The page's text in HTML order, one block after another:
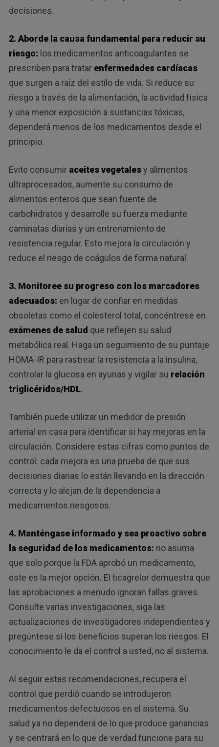
decisiones.
2. Aborde la causa fundamental para reducir su
riesgo: los medicamentos anticoagulantes se
prescriben para tratar enfermedades cardíacas
que surgen a raíz del estilo de vida. Si reduce su
riesgo a través de la alimentación, la actividad física
y una menor exposición a sustancias tóxicas,
dependerá menos de los medicamentos desde el
principio.
Evite consumir aceites vegetalesy alimentos
ultraprocesados, aumente su consumo de
alimentos enteros que sean fuente de
carbohidratos y desarrolle su fuerza mediante
caminatas diarias y un entrenamiento de
resistencia regular. Esto mejora la circulación y
reduce el riesgo de coágulos de forma natural.
3. Monitoree su progreso con los marcadores
adecuados: en lugar de confiar en medidas
obsoletas como el colesterol total, concéntrese en
exámenes de salud que reflejen su salud
metabólica real. Haga un seguimiento de su puntaje
HOMA-IR para rastrear la resistencia a la insulina,
controlar la glucosa en ayunas y vigilar su relación
triglicéridos/HDL.
También puede utilizar un medidor de presión
arterial en casa para identificar si hay mejoras en la
circulación. Considere estas cifras como puntos de
control: cada mejora es una prueba de que sus
decisiones diarias lo están llevando en la dirección
correcta y lo alejan de la dependencia a
medicamentos riesgosos.
4. Manténgase informado y sea proactivo sobre
la seguridad de los medicamentos: no asuma
que solo porque la FDA aprobó un medicamento,
este es la mejor opción. El ticagrelor demuestra que
las aprobaciones a menudo ignoran fallas graves.
Consulte varias investigaciones, siga las
actualizaciones de investigadores independientes y
pregúntese si los beneficios superan los riesgos. El
conocimiento le da el control a usted, no al sistema.
Al seguir estas recomendaciones, recupera el
control que perdió cuando se introdujeron
medicamentos defectuosos en el sistema. Su
salud ya no dependerá de lo que produce ganancias
y se centrará en lo que de verdad funcione para su